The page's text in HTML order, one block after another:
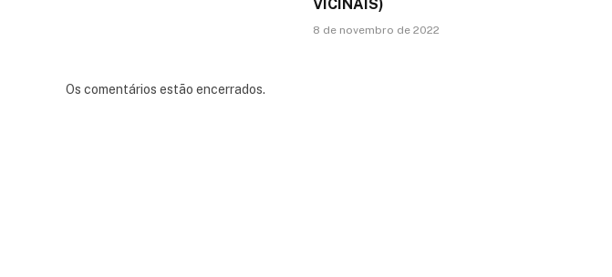
VICINAIS)
8 de novembro de 2022
Os comentários estão encerrados.